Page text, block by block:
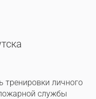
тренировки личного
службы